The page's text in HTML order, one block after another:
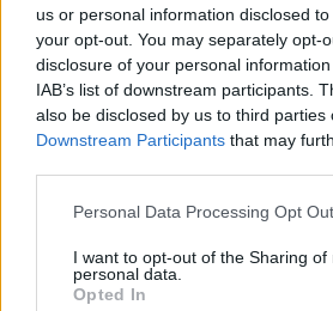
us or personal information disclosed
your opt-out. You may separately opt-
disclosure of your personal
IAB’s list of downstream participants.
also be disclosed by us to third parties
Downstream Participants that may
Personal Data Processing Opt
I want to opt-out of the Sharing of
personal data.
Opted In
Parametre
SKU: MO-
Výrobca:
Kategórie:
Farba: Imitácia
Nosnosť: